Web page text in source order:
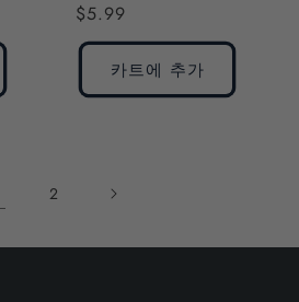
정
가
$5.99
카트에 추가
2